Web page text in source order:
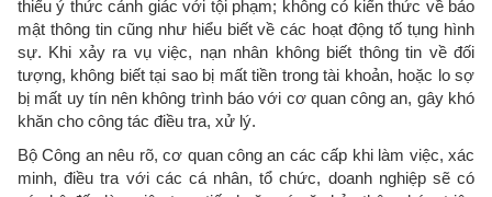
thiếu ý thức cảnh giác với tội phạm; không có kiến thức về bảo
mật thông tin cũng như hiểu biết về các hoạt động tố tụng hình
sự. Khi xảy ra vụ việc, nạn nhân không biết thông tin về đối
tượng, không biết tại sao bị mất tiền trong tài khoản, hoặc lo sợ
bị mất uy tín nên không trình báo với cơ quan công an, gây khó
khăn cho công tác điều tra, xử lý.
Bộ Công an nêu rõ, cơ quan công an các cấp khi làm việc, xác
minh, điều tra với các cá nhân, tổ chức, doanh nghiệp sẽ có